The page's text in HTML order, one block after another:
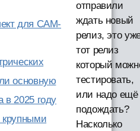
для CAM-
основную
2025 году
отправили
ждать новый
релиз, это
тот релиз
который
тестировать,
или надо ещё
подождать?
Насколько